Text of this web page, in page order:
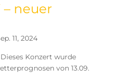
– neuer
11, 2024
Konzert wurde
von 13.09.